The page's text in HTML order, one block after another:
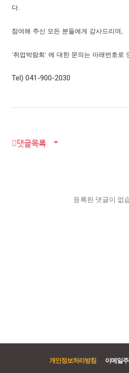
다.
참여해 주신 모든 분들에게 감사드리며,
'취업박람회' 에 대한 문의는 아래번호로
Tel) 041-900-2030
댓글목록
등록된 댓글이 없
개인정보처리방침 이메일